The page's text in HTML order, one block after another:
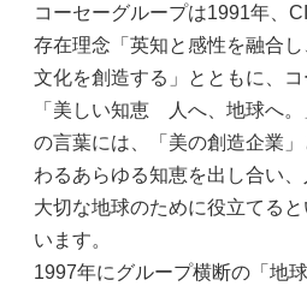
コーセーグループは1991年、
存在理念「英知と感性を融合
文化を創造する」とともに、
「美しい知恵 人へ、地球へ。
の言葉には、「美の創造企業
わるあらゆる知恵を出し合い
大切な地球のために役立てる
います。
1997年にグループ横断の「地